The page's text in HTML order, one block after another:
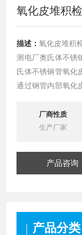
氧化皮堆积
描述：氧化皮堆积检测仪 该仪器一方面
测电厂奥氏体不锈
氏体不锈钢管氧化
通过钢管内部氧化
厂商性质
生产厂家
产品咨询
产品分类